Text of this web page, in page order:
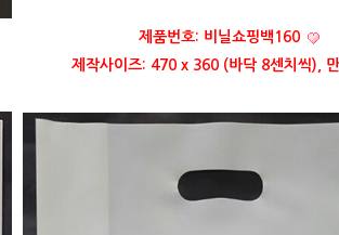
제품번호: 비닐쇼핑백160
제작사이즈: 470 x 360 (바닥 8센치씩),